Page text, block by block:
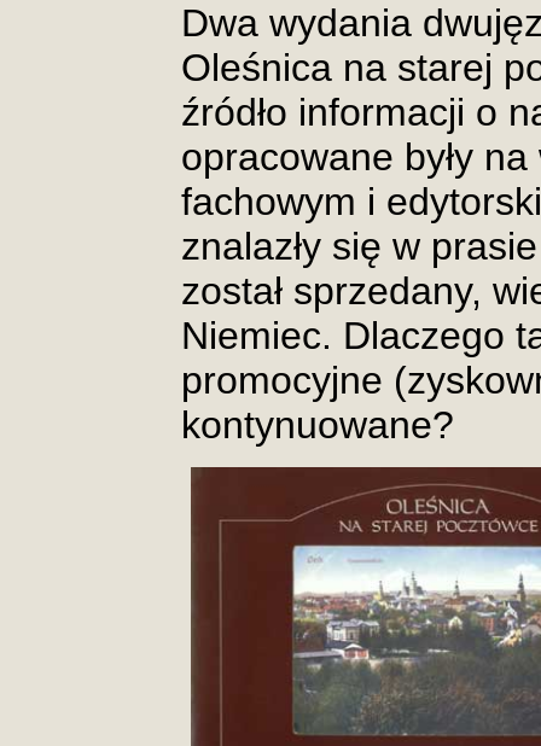
Dwa wydania
Oleśnica na starej
źródło informacji o
opracowane były
fachowym i
znalazły się w
został sprzedany,
Niemiec. Dlaczego
promocyjne
kontynuowane?